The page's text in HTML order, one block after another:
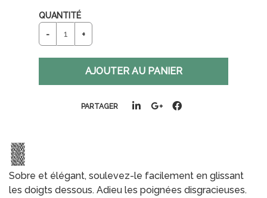
QUANTITÉ
PARTAGER
Sobre et élégant, soulevez-le facilement en glissant
les doigts dessous. Adieu les poignées disgracieuses.